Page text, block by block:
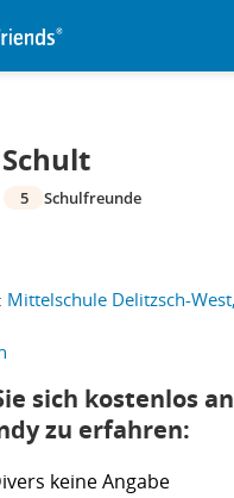
Mittelschule Delitzsch-
5 Schulfreunde
sich kostenlos
zu erfahren:
keine Angabe